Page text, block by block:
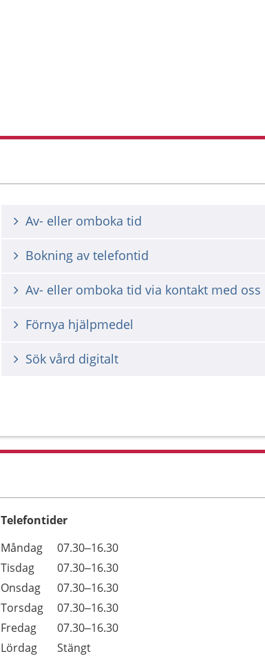
Av- eller omboka tid
Bokning av telefontid
Av- eller omboka tid via kontakt med oss
Förnya hjälpmedel
Sök vård digitalt
Telefontider
Dag
Öppettider
Kommentarer
Måndag
07.30–16.30
Tisdag
07.30–16.30
Onsdag
07.30–16.30
Torsdag
07.30–16.30
Fredag
07.30–16.30
Lördag
Stängt